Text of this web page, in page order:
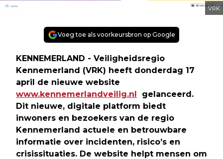
VRK
Voeg toe als voorkeursbron op Google
KENNEMERLAND - Veiligheidsregio
Kennemerland (VRK) heeft donderdag 17
april de nieuwe website
www.kennemerlandveilig.nl gelanceerd.
Dit nieuwe, digitale platform biedt
inwoners en bezoekers van de regio
Kennemerland actuele en betrouwbare
informatie over incidenten, risico’s en
crisissituaties. De website helpt mensen om